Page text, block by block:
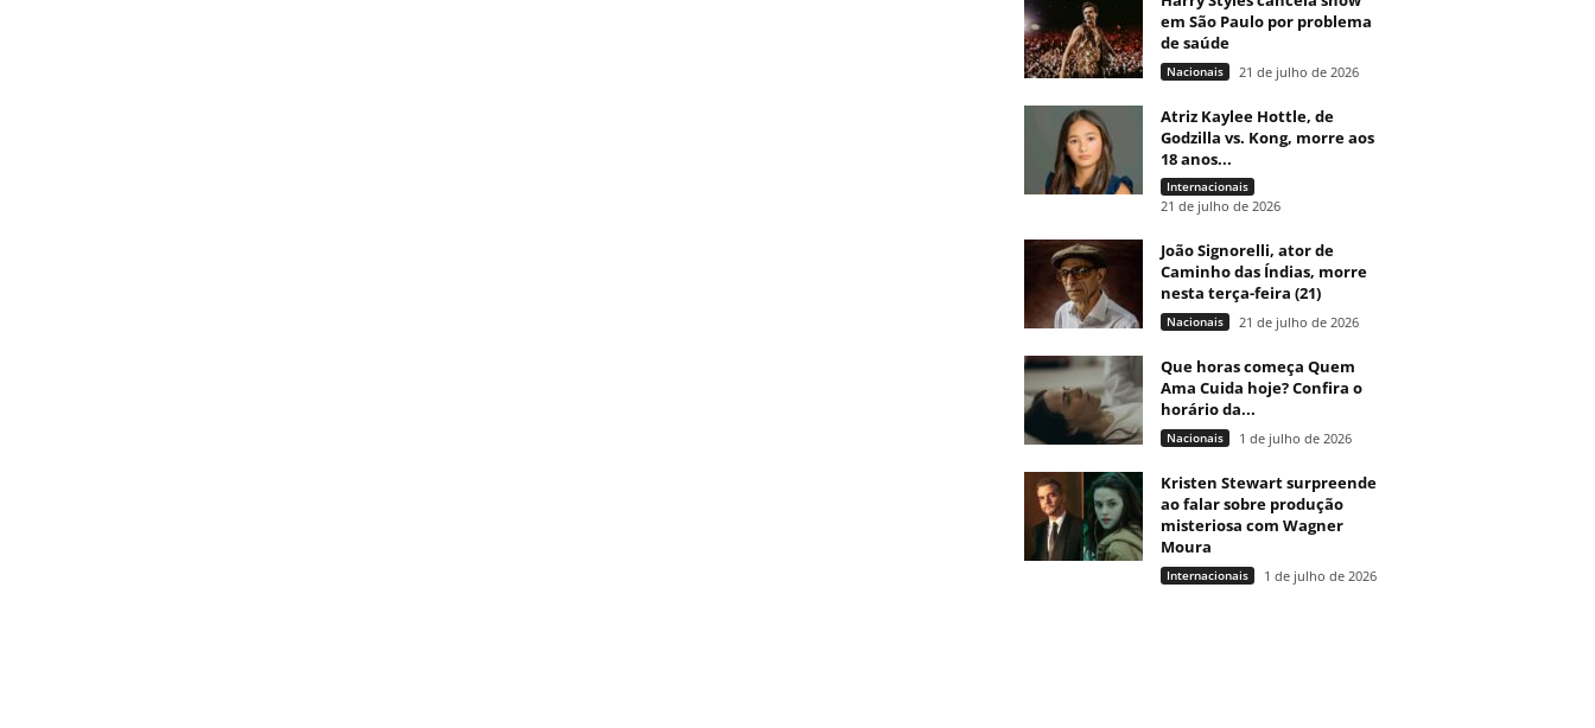
em São Paulo por problema
de saúde
Nacionais 21 de julho de 2026
Atriz Kaylee Hottle, de
Godzilla vs. Kong, morre aos
18 anos...
Internacionais
21 de julho de 2026
João Signorelli, ator de
Caminho das Índias, morre
nesta terça-feira (21)
Nacionais 21 de julho de 2026
Que horas começa Quem
Ama Cuida hoje? Confira o
horário da...
Nacionais 1 de julho de 2026
Kristen Stewart surpreende
ao falar sobre produção
misteriosa com Wagner
Moura
Internacionais 1 de julho de 2026